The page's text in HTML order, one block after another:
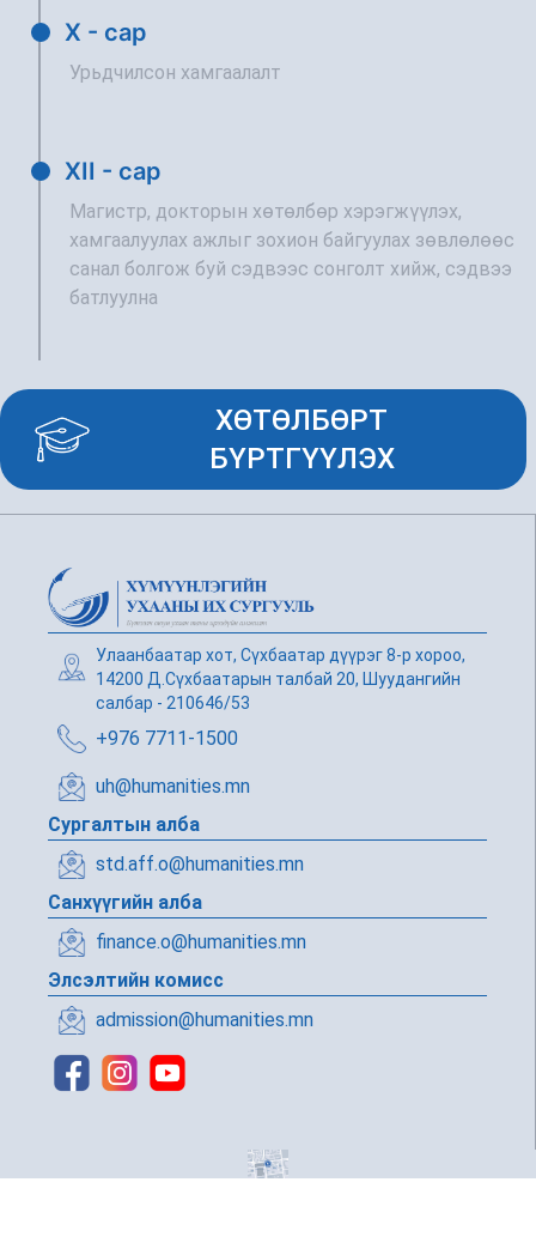
X - сар
Урьдчилсон хамгаалалт
XII - сар
Магистр, докторын хөтөлбөр хэрэгжүүлэх,
хамгаалуулах ажлыг зохион байгуулах зөвлөлөөс
санал болгож буй сэдвээс сонголт хийж, сэдвээ
батлуулна
ХӨТӨЛБӨРТ
БҮРТГҮҮЛЭХ
Улаанбаатар хот, Сүхбаатар дүүрэг 8-р хороо,
14200 Д.Сүхбаатарын талбай 20, Шуудангийн
салбар - 210646/53
+976 7711-1500
uh@humanities.mn
Сургалтын алба
std.aff.o@humanities.mn
Санхүүгийн алба
finance.o@humanities.mn
Элсэлтийн комисс
admission@humanities.mn